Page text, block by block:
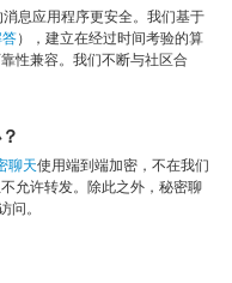
息应用程序更安全。我们基于
），建立在经过时间考验的算
性兼容。我们不断与社区合
聊天使用端到端加密，不在我们
允许转发。除此之外，秘密聊
问。